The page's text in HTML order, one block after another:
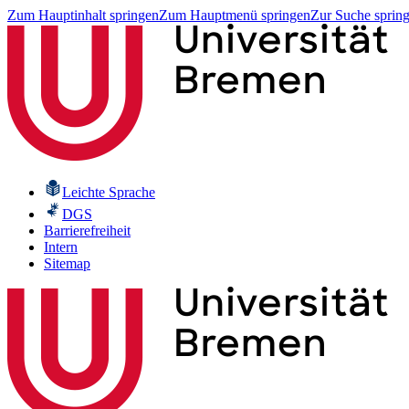
Zum Hauptinhalt springenZum Hauptmenü springenZur Suche
Leichte Sprache
DGS
Barrierefreiheit
Intern
Sitemap